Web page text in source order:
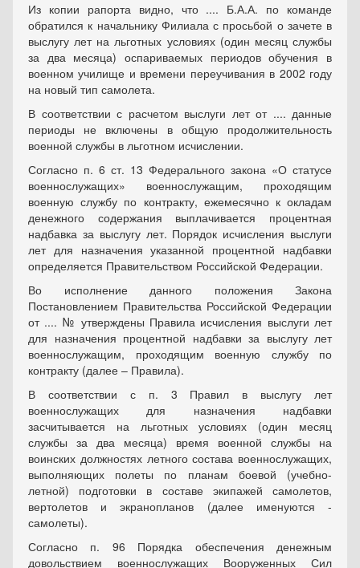
Из копии рапорта видно, что .... Б.А.А. по команде
обратился к начальнику Филиала с просьбой о зачете в
выслугу лет на льготных условиях (один месяц службы
за два месяца) оспариваемых периодов обучения в
военном училище и времени переучивания в 2002 году
на новый тип самолета.
В соответствии с расчетом выслуги лет от .... данные
периоды не включены в общую продолжительность
военной службы в льготном исчислении.
Согласно п. 6 ст. 13 Федерального закона «О статусе
военнослужащих» военнослужащим, проходящим
военную службу по контракту, ежемесячно к окладам
денежного содержания выплачивается процентная
надбавка за выслугу лет. Порядок исчисления выслуги
лет для назначения указанной процентной надбавки
определяется Правительством Российской Федерации.
Во исполнение данного положения Закона
Постановлением Правительства Российской Федерации
от .... № утверждены Правила исчисления выслуги лет
для назначения процентной надбавки за выслугу лет
военнослужащим, проходящим военную службу по
контракту (далее – Правила).
В соответствии с п. 3 Правил в выслугу лет
военнослужащих для назначения надбавки
засчитывается на льготных условиях (один месяц
службы за два месяца) время военной службы на
воинских должностях летного состава военнослужащих,
выполняющих полеты по планам боевой (учебно-
летной) подготовки в составе экипажей самолетов,
вертолетов и экранопланов (далее именуются -
самолеты).
Согласно п. 96 Порядка обеспечения денежным
довольствием военнослужащих Вооруженных Сил